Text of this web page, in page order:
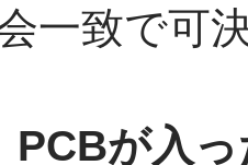
一致で可
が入